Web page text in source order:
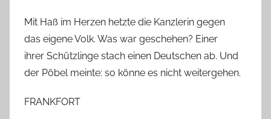
Mit Haß im Herzen hetzte die Kanzlerin gegen
das eigene Volk. Was war geschehen? Einer
ihrer Schützlinge stach einen Deutschen ab. Und
der Pöbel meinte: so könne es nicht weitergehen.
FRANKFORT